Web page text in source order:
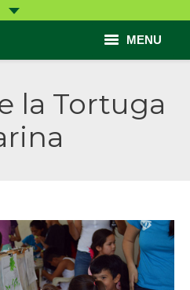
MENU
la Tortuga